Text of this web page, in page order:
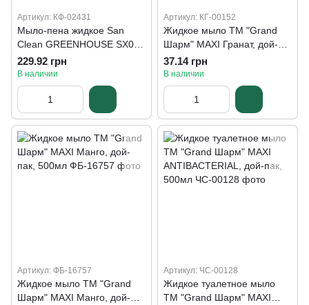
Артикул: КФ-02431
Мыло-пена жидкое San
Clean GREENHOUSE SX05,
5000 мл
229.92 грн
В наличии
Артикул: КГ-00152
Жидкое мыло ТМ "Grand
Шарм" MAXI Гранат, дой-
пак, 500мл
37.14 грн
В наличии
Артикул: ФБ-16757
Жидкое мыло ТМ "Grand
Шарм" MAXI Манго, дой-
Артикул: ЧС-00128
Жидкое туалетное мыло
ТМ "Grand Шарм" MAXI